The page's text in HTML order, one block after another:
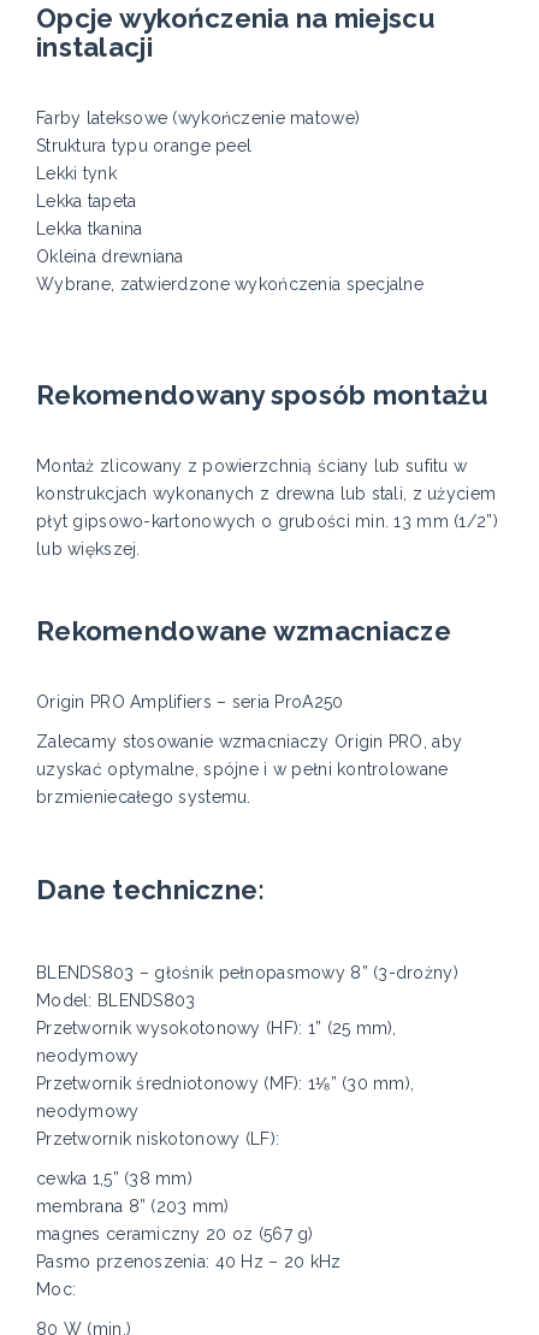
Opcje wykończenia na miejscu
instalacji
Farby lateksowe (wykończenie matowe)
Struktura typu orange peel
Lekki tynk
Lekka tapeta
Lekka tkanina
Okleina drewniana
Wybrane, zatwierdzone wykończenia specjalne
Rekomendowany sposób montażu
Montaż zlicowany z powierzchnią ściany lub sufitu w
konstrukcjach wykonanych z drewna lub stali, z użyciem
płyt gipsowo-kartonowych o grubości min. 13 mm (1/2”)
lub większej.
Rekomendowane wzmacniacze
Origin PRO Amplifiers – seria ProA250
Zalecamy stosowanie wzmacniaczy Origin PRO, aby
uzyskać optymalne, spójne i w pełni kontrolowane
brzmieniecałego systemu.
Dane techniczne:
BLENDS803 – głośnik pełnopasmowy 8” (3-drożny)
Model: BLENDS803
Przetwornik wysokotonowy (HF): 1” (25 mm),
neodymowy
Przetwornik średniotonowy (MF): 1⅛” (30 mm),
neodymowy
Przetwornik niskotonowy (LF):
cewka 1,5” (38 mm)
membrana 8” (203 mm)
magnes ceramiczny 20 oz (567 g)
Pasmo przenoszenia: 40 Hz – 20 kHz
Moc:
80 W (min.)